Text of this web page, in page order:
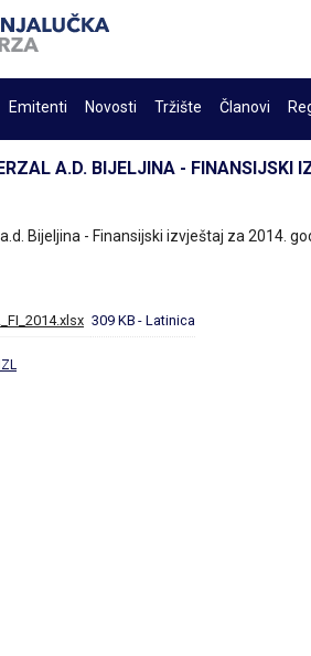
Emitenti Novosti Tržište Članovi
A.D. BIJELJINA - FINANSIJSKI
Bijeljina - Finansijski izvještaj za 2014.
309 KB - Latinica